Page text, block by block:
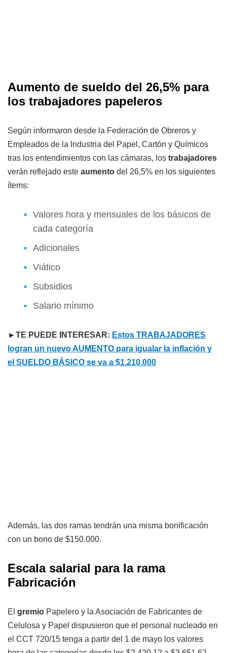
Aumento de sueldo del 26,5% para
los trabajadores papeleros
Según informaron desde la Federación de Obreros y
Empleados de la Industria del Papel, Cartón y Químicos
tras los entendimientos con las cámaras, los trabajadores
verán reflejado este aumento del 26,5% en los siguientes
ítems:
Valores hora y mensuales de los básicos de
cada categoría
Adicionales
Viático
Subsidios
Salario mínimo
►TE PUEDE INTERESAR: Estos TRABAJADORES
logran un nuevo AUMENTO para igualar la inflación y
el SUELDO BÁSICO se va a $1.210.000
Además, las dos ramas tendrán una misma bonificación
con un bono de $150.000.
Escala salarial para la rama
Fabricación
El gremio Papelero y la Asociación de Fabricantes de
Celulosa y Papel dispusieron que el personal nucleado en
el CCT 720/15 tenga a partir del 1 de mayo los valores